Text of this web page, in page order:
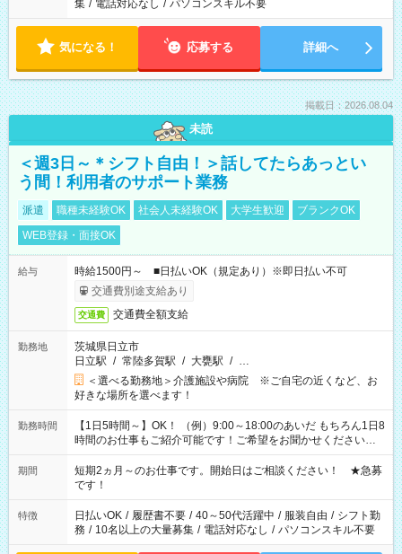
集 / 電話対応なし / パソコンスキル不要
気になる！ 応募する 詳細へ
掲載日：2026.08.04
未読
＜週3日～＊シフト自由！＞話してたらあっとい
う間！利用者のサポート業務
派遣 職種未経験OK 社会人未経験OK 大学生歓迎
ブランクOK
WEB登録・面接OK
給与
時給1500円～ ■日払いOK（規定あり）※即日払い不可
交通費別途支給あり
交通費 交通費全額支給
勤務地
茨城県日立市
日立駅 / 常陸多賀駅 / 大甕駅 / …
＜選べる勤務地＞介護施設や病院 ※ご自宅の近くなど、お
好きな場所を選べます！
勤務時間
【1日5時間～】OK！ （例）9:00～18:00のあいだ もちろん1日8
時間のお仕事もご紹介可能です！ご希望をお聞かせください！
その他の時間帯もあなたのライフスタイルに合わせて お選びい
ただけます！ 【シフト固定もOK】★家庭の都合でお休みが必要
な場合も遠慮なくご相談ください。 ※週最低15時間以上の勤務
が必要です
期間
短期2ヵ月～のお仕事です。開始日はご相談ください！ ★急募
です！
特徴 日払いOK / 履歴書不要 / 40～50代活躍中 / 服装自由 / シフト勤
務 / 10名以上の大量募集 / 電話対応なし / パソコンスキル不要